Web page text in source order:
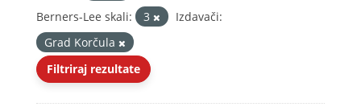
Berners-Lee skali:
3
Izdavači:
Grad Korčula
Filtriraj rezultate